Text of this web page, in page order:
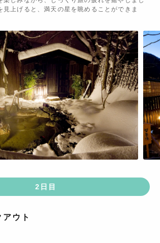
見上げると、満天の星を眺めることができま
2 日目
ウト